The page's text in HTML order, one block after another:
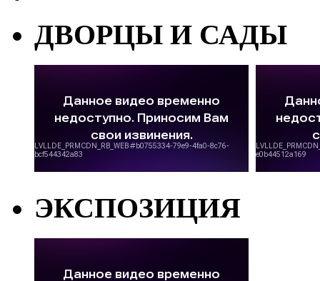
ДВОРЦЫ И САДЫ
ЭКСПОЗИЦИЯ